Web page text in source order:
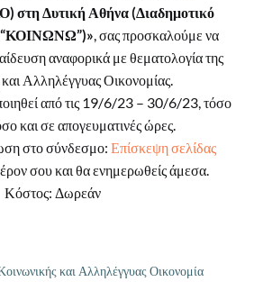
στη Δυτική Αθήνα (Διαδημοτικό
“ΚΟΙΝΩΝΩ”)», σας προσκαλούμε να
αναφορικά με θεματολογία της
Αλληλέγγυας Οικονομίας.
από τις 19/6/23 – 30/6/23, τόσο
και σε απογευματινές ώρες.
στο σύνδεσμο: Επίσκεψη σελίδας
σου και θα ενημερωθείς άμεσα.
Κόστος: Δωρεάν
και Αλληλέγγυας Οικονομία